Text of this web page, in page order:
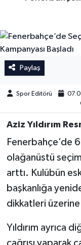
Paylaş
Spor Editörü
Aziz Yıldırım
Fenerbahçe’de
olağanüstü
arttı. Kulübün
başkanlığa
dikkatleri
Yıldırım ayrıca
İngiltere
Almanya
La Liga
Serie A
İngiltere
La Liga
Almanya
Serie A
Fransa Ligue
Eredevise
Portekiz Ligi
TFF 1.Lig
Diğer Futbol